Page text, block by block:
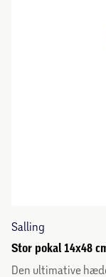
Salling
Stor pokal 14x48
Den ultimative